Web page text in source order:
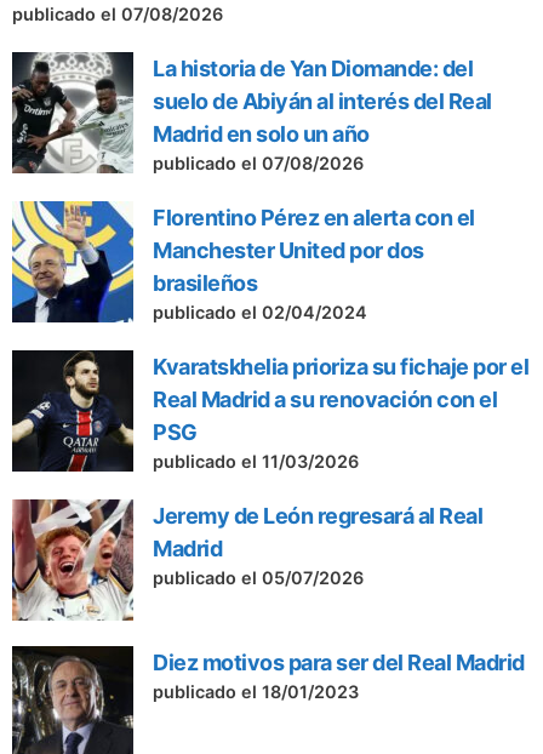
publicado el 07/08/2026
La historia de Yan Diomande: del
suelo de Abiyán al interés del Real
Madrid en solo un año
publicado el 07/08/2026
Florentino Pérez en alerta con el
Manchester United por dos
brasileños
publicado el 02/04/2024
Kvaratskhelia prioriza su fichaje por el
Real Madrid a su renovación con el
PSG
publicado el 11/03/2026
Jeremy de León regresará al Real
Madrid
publicado el 05/07/2026
Diez motivos para ser del Real Madrid
publicado el 18/01/2023